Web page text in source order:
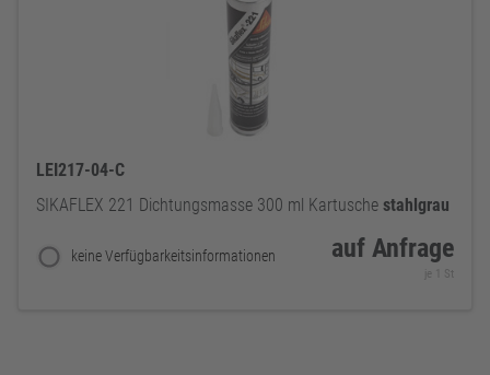
LEI217-04-C
SIKAFLEX 221 Dichtungsmasse 300 ml Kartusche stahlgrau
keine Verfügbarkeitsinformationen auf Anfrage
je 1 St